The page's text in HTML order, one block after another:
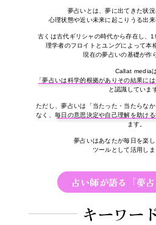
夢占いとは、夢に出てきた状況
心理状態や近い未来に起こりうる出来
古くは古代ギリシャの時代から存在し、
理学者のフロイトとユングによって本
現在の夢占いの基礎が作
Callat media
「夢占いは科学的根拠がありその結果に
と認識していま
ただし、夢占いは「当たった・当たらな
なく、毎日の意思決定や自己理解を助け
ます。
夢占いはあなたが毎日を楽
ツールとして活用しま
占い師が語る「夢占
キーワー